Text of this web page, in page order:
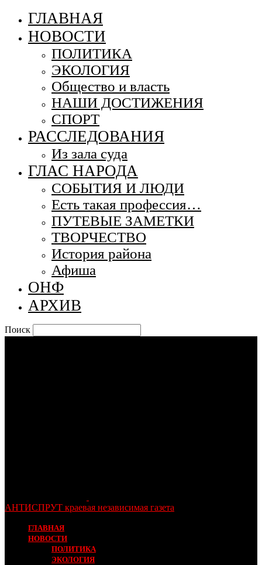
ГЛАВНАЯ
НОВОСТИ
ПОЛИТИКА
ЭКОЛОГИЯ
Общество и власть
НАШИ ДОСТИЖЕНИЯ
СПОРТ
РАССЛЕДОВАНИЯ
Из зала суда
ГЛАС НАРОДА
СОБЫТИЯ И ЛЮДИ
Есть такая профессия…
ПУТЕВЫЕ ЗАМЕТКИ
ТВОРЧЕСТВО
История района
Афиша
ОНФ
АРХИВ
Поиск
АНТИСПРУТ краевая независимая газета
ГЛАВНАЯ
НОВОСТИ
ПОЛИТИКА
ЭКОЛОГИЯ